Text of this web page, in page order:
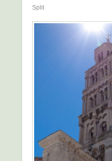
Split